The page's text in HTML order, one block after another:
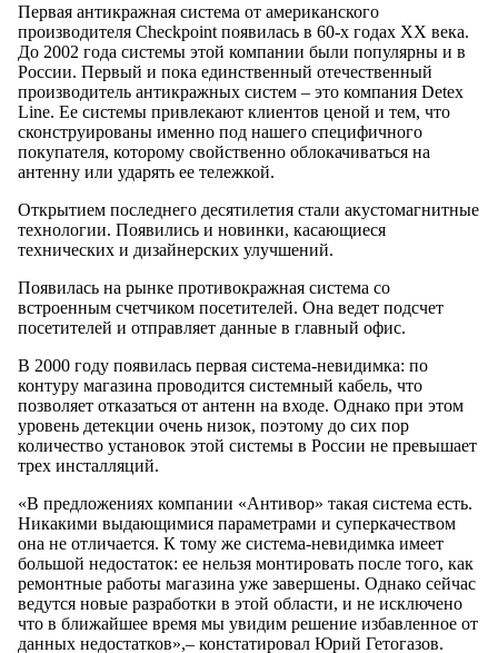
Первая антикражная система от американского
производителя Checkpoint появилась в 60-х годах XX века.
До 2002 года системы этой компании были популярны и в
России. Первый и пока единственный отечественный
производитель антикражных систем – это компания Detex
Line. Ее системы привлекают клиентов ценой и тем, что
сконструированы именно под нашего специфичного
покупателя, которому свойственно облокачиваться на
антенну или ударять ее тележкой.
Открытием последнего десятилетия стали акустомагнитные
технологии. Появились и новинки, касающиеся
технических и дизайнерских улучшений.
Появилась на рынке противокражная система со
встроенным счетчиком посетителей. Она ведет подсчет
посетителей и отправляет данные в главный офис.
В 2000 году появилась первая система-невидимка: по
контуру магазина проводится системный кабель, что
позволяет отказаться от антенн на входе. Однако при этом
уровень детекции очень низок, поэтому до сих пор
количество установок этой системы в России не превышает
трех инсталляций.
«В предложениях компании «Антивор» такая система есть.
Никакими выдающимися параметрами и суперкачеством
она не отличается. К тому же система-невидимка имеет
большой недостаток: ее нельзя монтировать после того, как
ремонтные работы магазина уже завершены. Однако сейчас
ведутся новые разработки в этой области, и не исключено
что в ближайшее время мы увидим решение избавленное от
данных недостатков»,– констатировал Юрий Гетогазов.